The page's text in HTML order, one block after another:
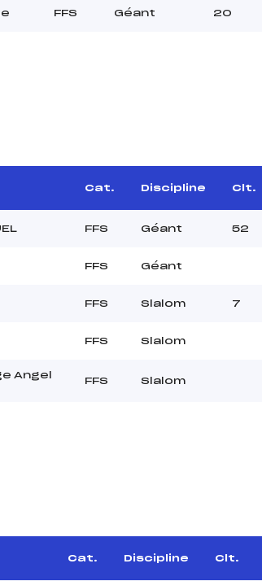
FFS Géant 20
Cat. Discipline Clt.
FFS Géant 52
FFS Géant
FFS Slalom 7
FFS Slalom
Angel
FFS Slalom
Cat. Discipline Clt.